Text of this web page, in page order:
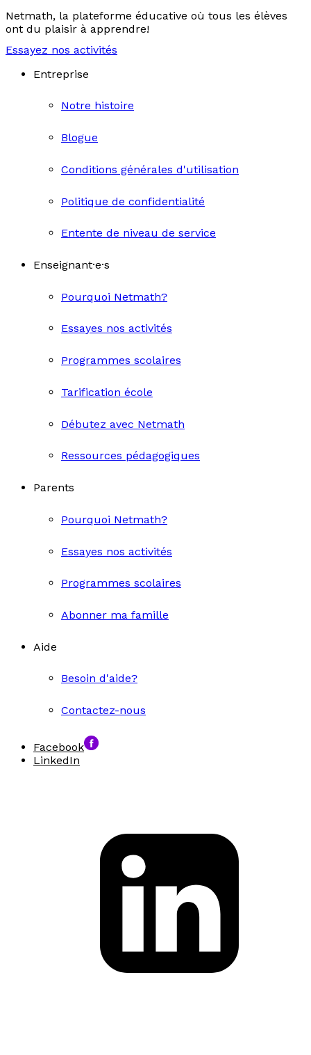
Netmath, la plateforme éducative où tous les élèves
ont du plaisir à apprendre!
Essayez nos activités
Entreprise
Notre histoire
Blogue
Conditions générales d'utilisation
Politique de confidentialité
Entente de niveau de service
Enseignant·e·s
Pourquoi Netmath?
Essayes nos activités
Programmes scolaires
Tarification école
Débutez avec Netmath
Ressources pédagogiques
Parents
Pourquoi Netmath?
Essayes nos activités
Programmes scolaires
Abonner ma famille
Aide
Besoin d'aide?
Contactez-nous
Facebook
LinkedIn